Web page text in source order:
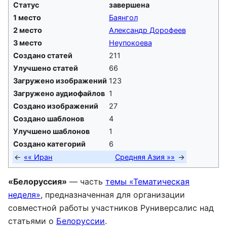
Статус
завершена
1 место
Баянгол
2 место
Александр Дорофеев
3 место
Неупокоева
Создано статей
211
Улучшено статей
66
Загружено изображений 123
Загружено аудиофайлов 1
Создано изображений
27
Создано шаблонов
4
Улучшено шаблонов
1
Создано категорий
6
«« Иран
Средняя Азия »»
«Белоруссия» — часть темы «Тематическая
неделя», предназначенная для организации
совместной работы участников Руниверсалис над
статьями о Белоруссии.